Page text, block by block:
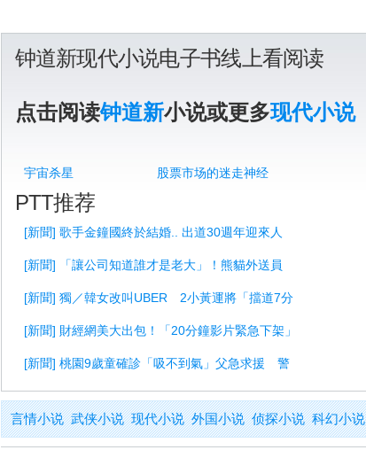
钟道新现代小说电子书线上看阅读
点击阅读钟道新小说或更多现代小说
宇宙杀星 股票市场的迷走神经
PTT推荐
[新聞] 歌手金鐘國終於結婚.. 出道30週年迎來人
[新聞] 「讓公司知道誰才是老大」！熊貓外送員
[新聞] 獨／韓女改叫UBER 2小黃運將「擋道7分
[新聞] 財經網美大出包！「20分鐘影片緊急下架」
[新聞] 桃園9歲童確診「吸不到氣」父急求援 警
言情小说 武侠小说 现代小说 外国小说 侦探小说 科幻小说